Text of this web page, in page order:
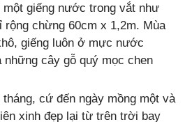
một giếng nước trong vắt như
chừng 60cm x 1,2m. Mùa
giếng luôn ở mực nước
những cây gỗ quý mọc chen
cứ đến ngày mồng một và
xinh đẹp lại từ trên trời bay